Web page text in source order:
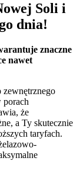
Soli i
dnia!
znaczne
nawet
zewnętrznego
porach
że
a Ty skutecznie
taryfach.